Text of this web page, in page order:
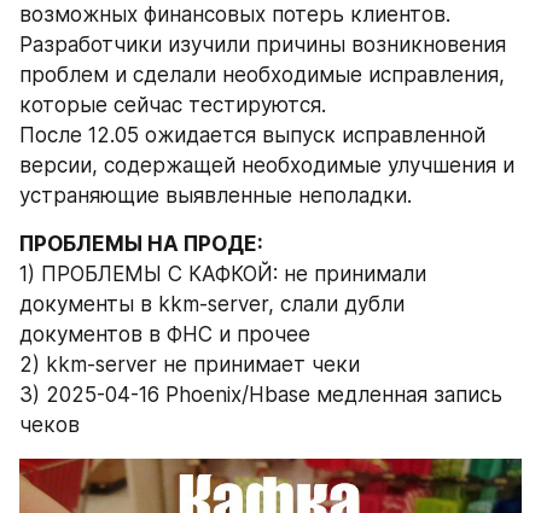
возможных финансовых потерь клиентов.
Разработчики изучили причины возникновения
проблем и сделали необходимые исправления,
которые сейчас тестируются.
После 12.05 ожидается выпуск исправленной
версии, содержащей необходимые улучшения и
устраняющие выявленные неполадки.
ПРОБЛЕМЫ НА ПРОДЕ:
1) ПРОБЛЕМЫ С КАФКОЙ: не принимали
документы в kkm-server, слали дубли
документов в ФНС и прочее
2) kkm-server не принимает чеки
3) 2025-04-16 Phoenix/Hbase медленная запись
чеков